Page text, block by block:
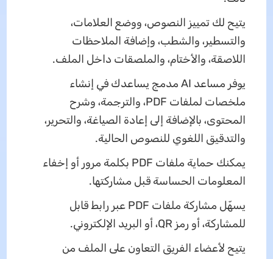
يتيح لك تمييز النصوص، ووضع العلامات،
والتسطير، والشطب، وإضافة الملاحظات
اللاصقة، والأختام، والملصقات داخل الملف.
يوفر مساعد AI مدمج يساعدك في إنشاء
ملخصات لملفات PDF، والترجمة، وشرح
المحتوى، بالإضافة إلى إعادة الصياغة، والتحرير،
والتدقيق اللغوي للنصوص الحالية.
يمكنك حماية ملفات PDF بكلمة مرور أو إخفاء
المعلومات الحساسة قبل مشاركتها.
يسهّل مشاركة ملفات PDF عبر رابط قابل
للمشاركة، أو رمز QR، أو البريد الإلكتروني.
يتيح لأعضاء الفريق التعاون على الملف من